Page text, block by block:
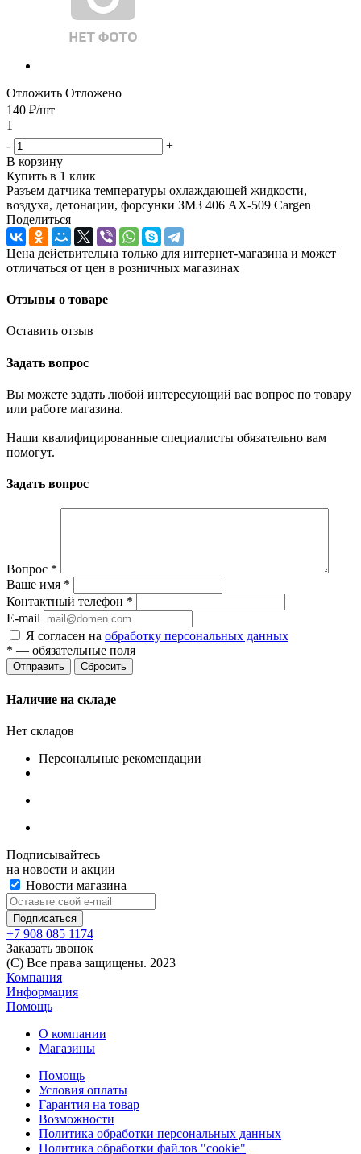
Отложить Отложено
140 ₽/шт
1
-
+
В корзину
Купить в 1 клик
Разъем датчика температуры охлаждающей жидкости,
воздуха, детонации, форсунки ЗМЗ 406 AX-509 Cargen
Поделиться
Цена действительна только для интернет-магазина и может
отличаться от цен в розничных магазинах
Отзывы о товаре
Оставить отзыв
Задать вопрос
Вы можете задать любой интересующий вас вопрос по товару
или работе магазина.
Наши квалифицированные специалисты обязательно вам
помогут.
Задать вопрос
Вопрос *
Ваше имя *
Контактный телефон *
E-mail
Я согласен на обработку персональных данных
* — обязательные поля
Сбросить
Наличие на складе
Нет складов
Персональные рекомендации
Подписывайтесь
на новости и акции
Новости магазина
+7 908 085 1174
Заказать звонок
(C) Все права защищены. 2023
Компания
Информация
Помощь
О компании
Магазины
Помощь
Условия оплаты
Гарантия на товар
Возможности
Политика обработки персональных данных
Политика обработки файлов "cookie"